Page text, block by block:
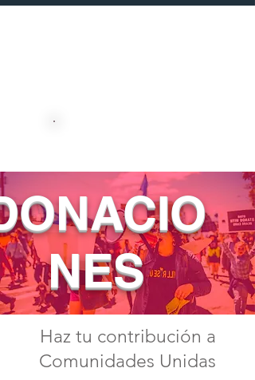
NES
Haz tu contribución a
Comunidades Unidas